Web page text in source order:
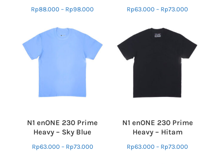
Rp88.000 – Rp98.000 Rp63.000 – Rp73.000
N1 enONE 230 Prime
Heavy – Sky Blue
Rp63.000 – Rp73.000
N1 enONE 230 Prime
Heavy – Hitam
Rp63.000 – Rp73.000